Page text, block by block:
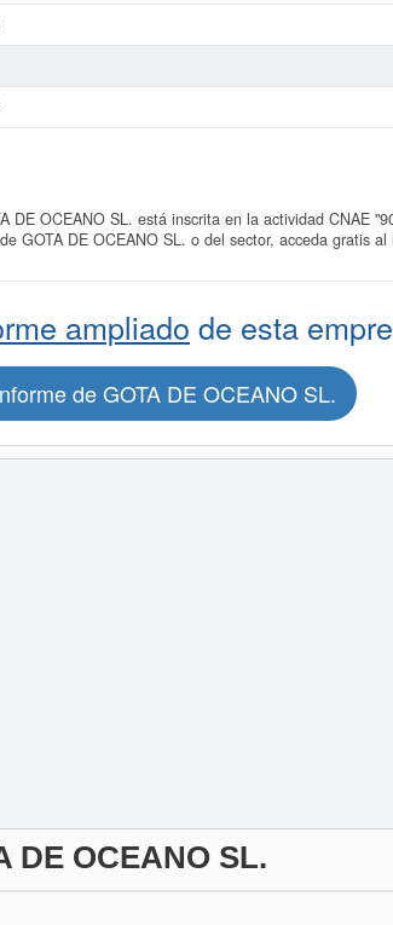
DE OCEANO SL. está inscrita en la actividad CNAE
GOTA DE OCEANO SL. o del sector, acceda gratis
ampliado de esta
de GOTA DE OCEANO SL.
DE OCEANO SL.